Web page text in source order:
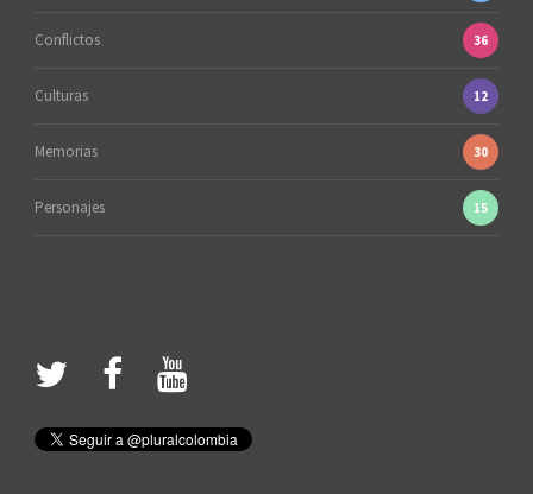
Conflictos 36
Culturas 12
Memorias 30
Personajes 15